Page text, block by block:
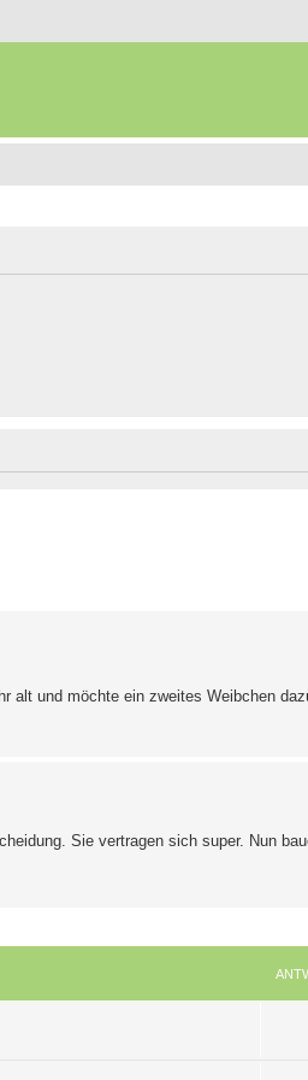
alt und möchte ein zweites Weibchen
Sie vertragen sich super. Nun